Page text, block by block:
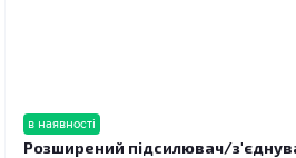
в наявності
Розширений підсилювач/